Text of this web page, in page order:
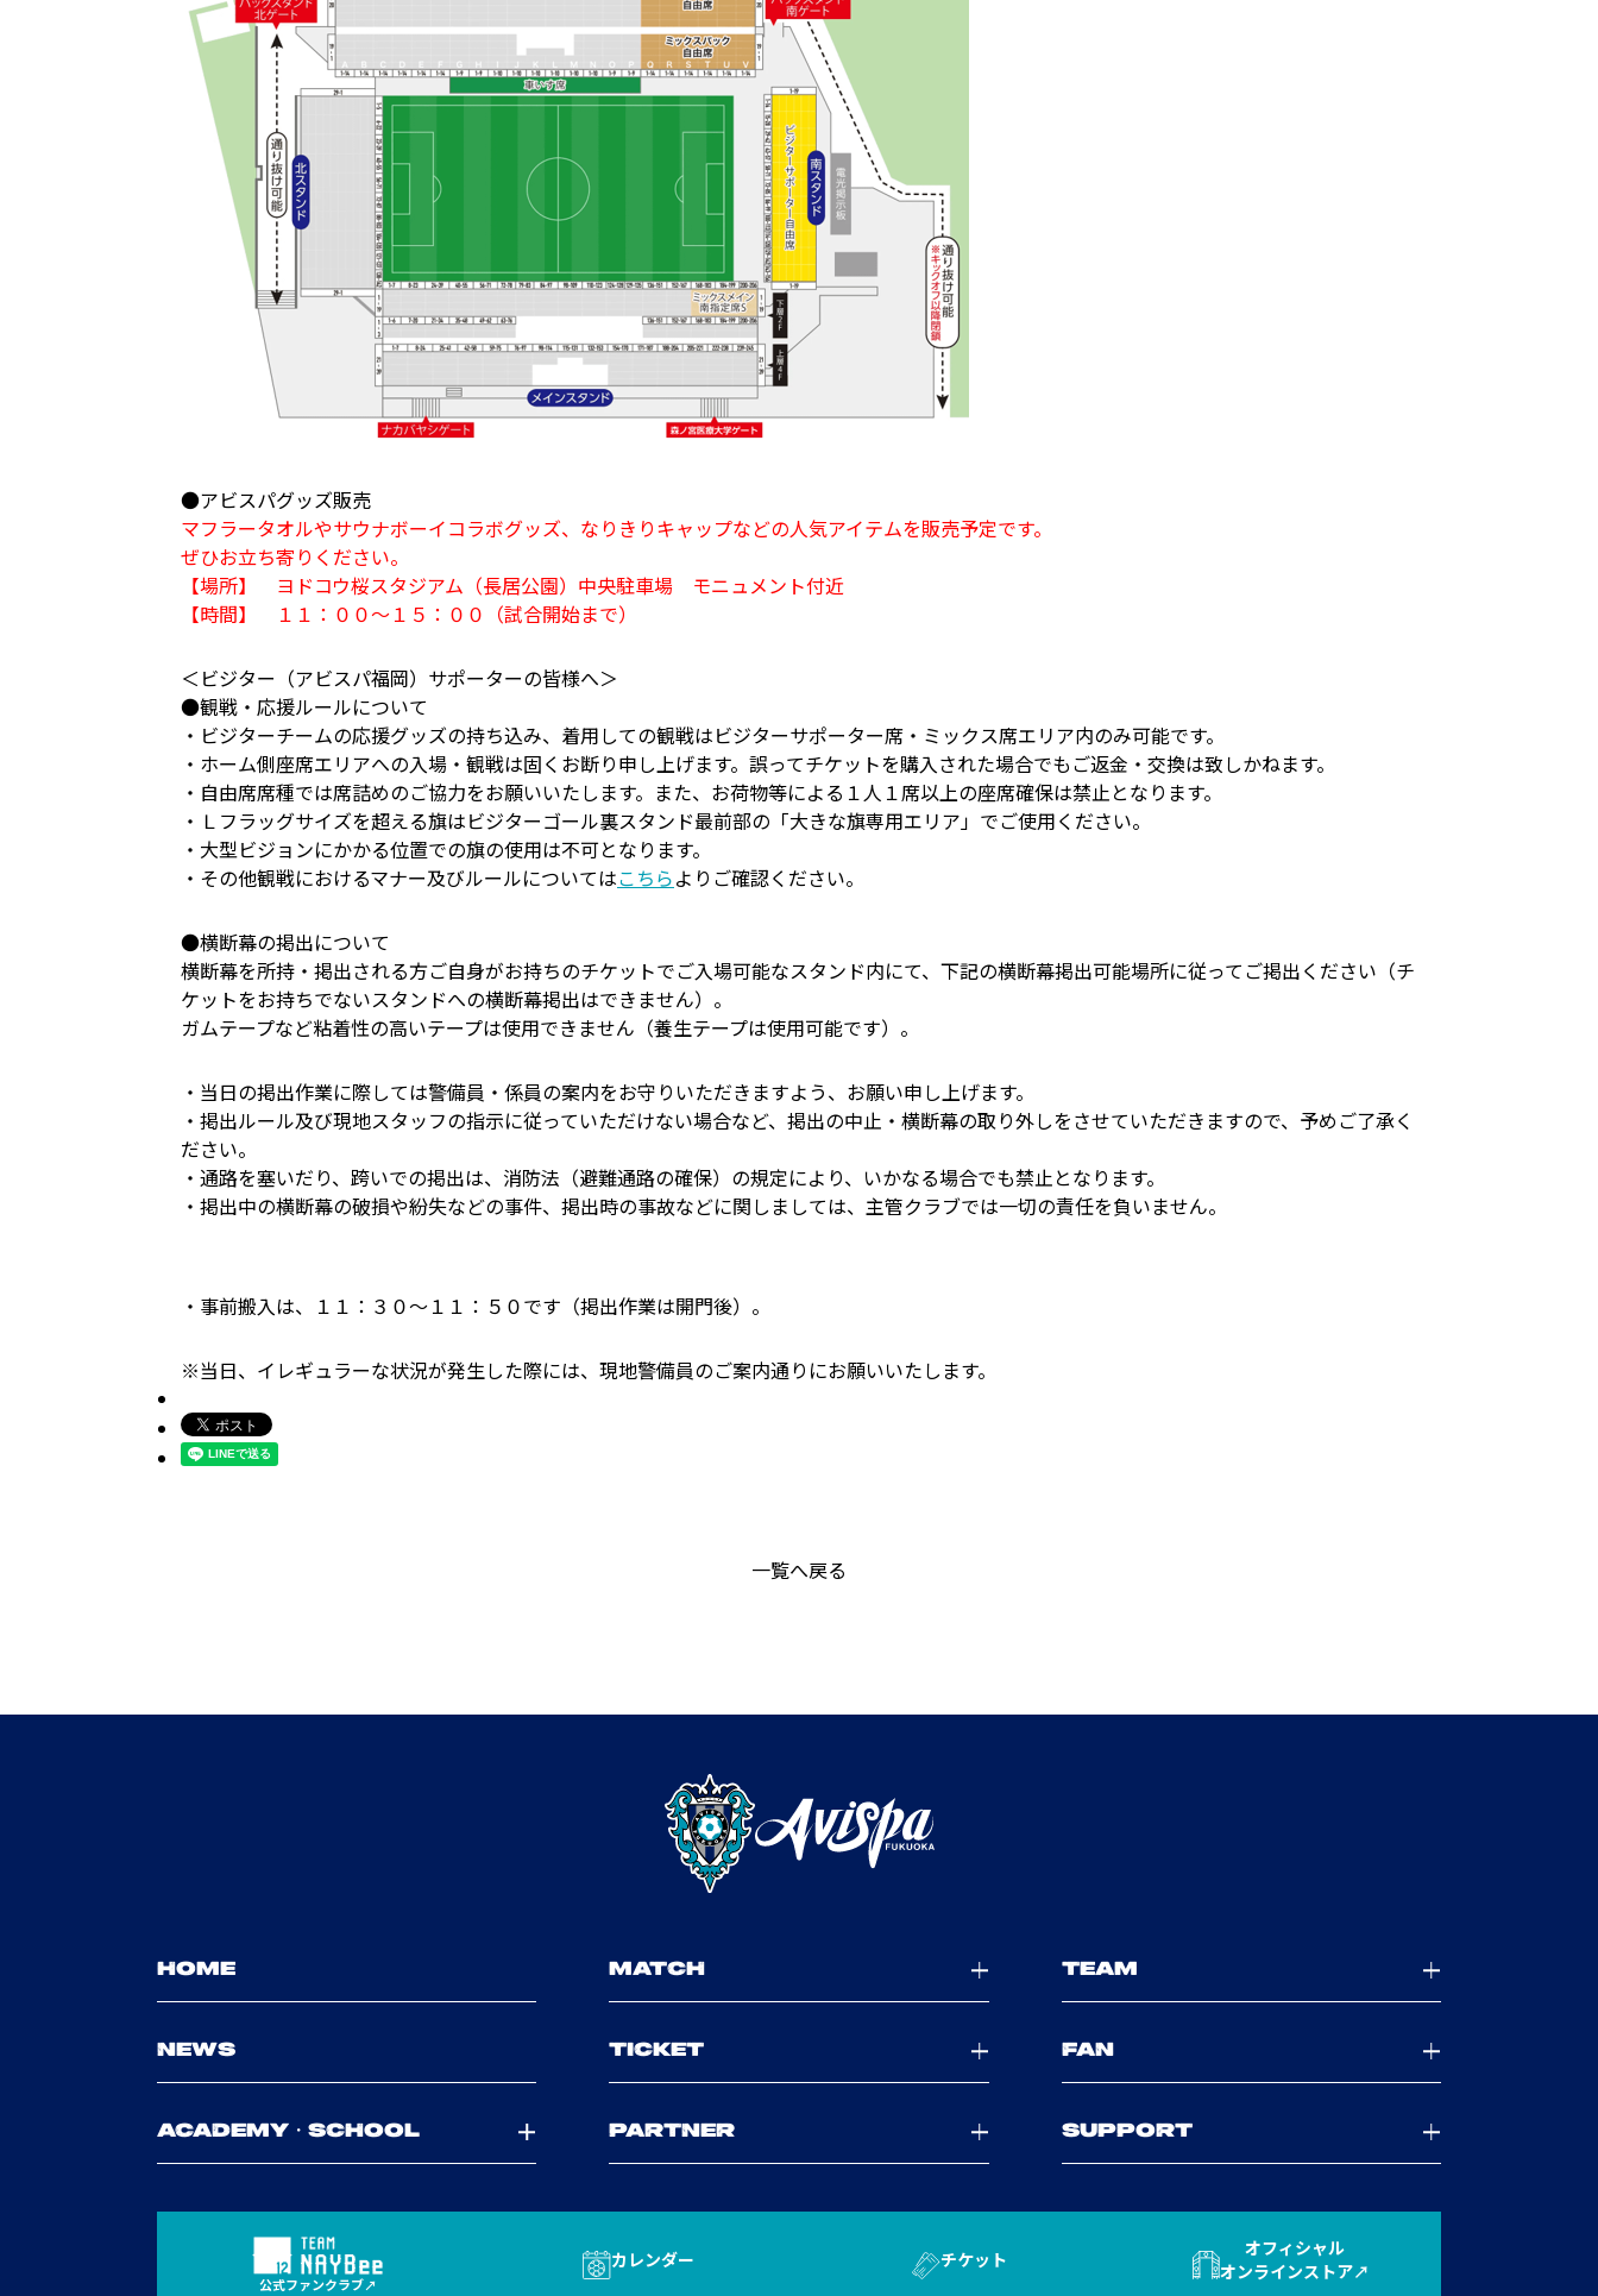
●アビスパグッズ販売
マフラータオルやサウナボーイコラボグッズ、なりきりキャップなどの人気アイテムを販売予定です。
ぜひお立ち寄りください。
【場所】 ヨドコウ桜スタジアム（長居公園）中央駐車場 モニュメント付近
【時間】 １１：００～１５：００（試合開始まで）
＜ビジター（アビスパ福岡）サポーターの皆様へ＞
●観戦・応援ルールについて
・ビジターチームの応援グッズの持ち込み、着用しての観戦はビジターサポーター席・ミックス席エリア内のみ可能です。
・ホーム側座席エリアへの入場・観戦は固くお断り申し上げます。誤ってチケットを購入された場合でもご返金・交換は致しかねます。
・自由席席種では席詰めのご協力をお願いいたします。また、お荷物等による１人１席以上の座席確保は禁止となります。
・Ｌフラッグサイズを超える旗はビジターゴール裏スタンド最前部の「大きな旗専用エリア」でご使用ください。
・大型ビジョンにかかる位置での旗の使用は不可となります。
・その他観戦におけるマナー及びルールについてはこちらよりご確認ください。
●横断幕の掲出について
横断幕を所持・掲出される方ご自身がお持ちのチケットでご入場可能なスタンド内にて、下記の横断幕掲出可能場所に従ってご掲出ください（チ
ケットをお持ちでないスタンドへの横断幕掲出はできません）。
ガムテープなど粘着性の高いテープは使用できません（養生テープは使用可能です）。
・当日の掲出作業に際しては警備員・係員の案内をお守りいただきますよう、お願い申し上げます。
・掲出ルール及び現地スタッフの指示に従っていただけない場合など、掲出の中止・横断幕の取り外しをさせていただきますので、予めご了承く
ださい。
・通路を塞いだり、跨いでの掲出は、消防法（避難通路の確保）の規定により、いかなる場合でも禁止となります。
・掲出中の横断幕の破損や紛失などの事件、掲出時の事故などに関しましては、主管クラブでは一切の責任を負いません。
・事前搬入は、１１：３０～１１：５０です（掲出作業は開門後）。
※当日、イレギュラーな状況が発生した際には、現地警備員のご案内通りにお願いいたします。
一覧へ戻る
HOME MATCH TEAM
NEWS TICKET FAN
ACADEMY・SCHOOL PARTNER SUPPORT
公式ファンクラブ
カレンダー チケット
オフィシャル
オンラインストア